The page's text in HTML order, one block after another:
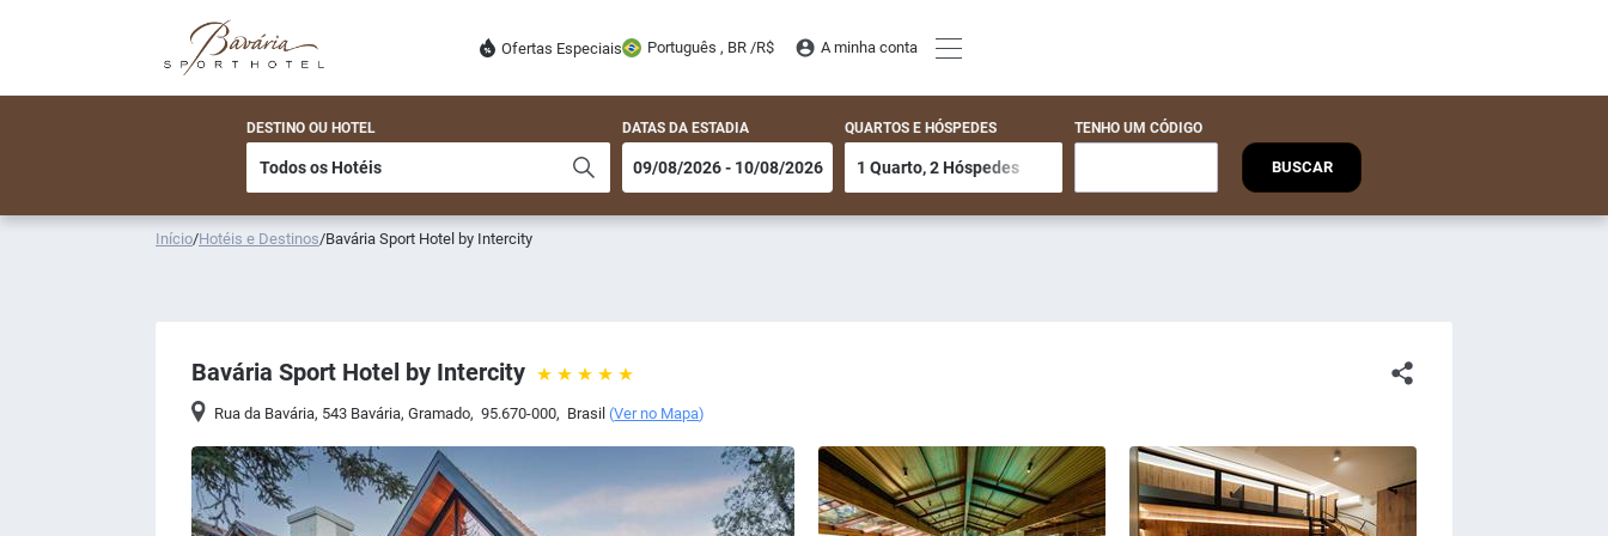
Ofertas Especiais Português , BR /R$ A minha conta
DESTINO OU HOTEL DATAS DA ESTADIA QUARTOS E HÓSPEDES TENHO UM CÓDIGO
BUSCAR
Início/Hotéis e Destinos/Bavária Sport Hotel by Intercity
Bavária Sport Hotel by Intercity
Rua da Bavária, 543 Bavária,Gramado, 95.670-000, Brasil (Ver no Mapa)